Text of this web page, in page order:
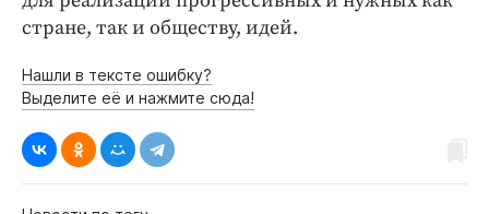
стране, так и обществу, идей.
Нашли в тексте ошибку?
Выделите её и нажмите сюда!